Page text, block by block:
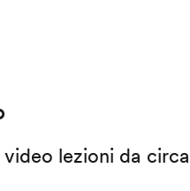
lezioni da